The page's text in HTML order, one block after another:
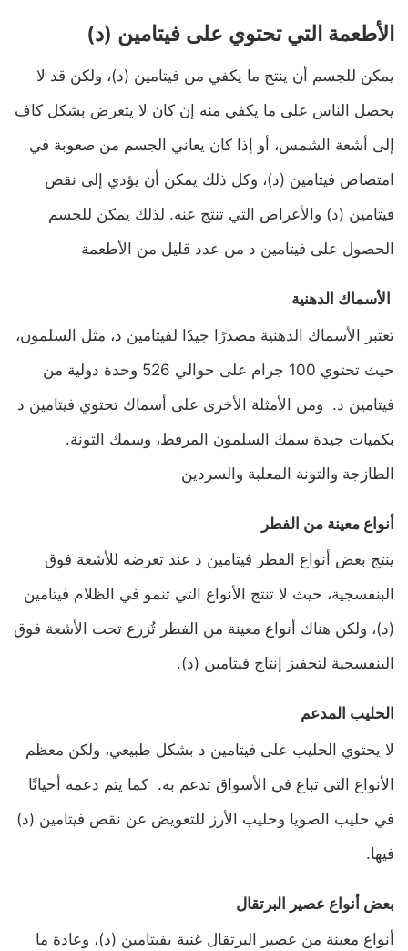
الأطعمة التي تحتوي على فيتامين (د)
يمكن للجسم أن ينتج ما يكفي من فيتامين (د)، ولكن قد لا
يحصل الناس على ما يكفي منه إن كان لا يتعرض بشكل كاف
إلى أشعة الشمس، أو إذا كان يعاني الجسم من صعوبة في
امتصاص فيتامين (د)، وكل ذلك يمكن أن يؤدي إلى نقص
فيتامين (د) والأعراض التي تنتج عنه. لذلك يمكن للجسم
الحصول على فيتامين د من عدد قليل من الأطعمة
الأسماك الدهنية
تعتبر الأسماك الدهنية مصدرًا جيدًا لفيتامين د، مثل السلمون،
حيث تحتوي 100 جرام على حوالي 526 وحدة دولية من
فيتامين د. ومن الأمثلة الأخرى على أسماك تحتوي فيتامين د
بكميات جيدة سمك السلمون المرقط، وسمك التونة.
الطازجة والتونة المعلبة والسردين
أنواع معينة من الفطر
ينتج بعض أنواع الفطر فيتامين د عند تعرضه للأشعة فوق
البنفسجية، حيث لا تنتج الأنواع التي تنمو في الظلام فيتامين
(د)، ولكن هناك أنواع معينة من الفطر تُزرع تحت الأشعة فوق
البنفسجية لتحفيز إنتاج فيتامين (د).
الحليب المدعم
لا يحتوي الحليب على فيتامين د بشكل طبيعي، ولكن معظم
الأنواع التي تباع في الأسواق تدعم به. كما يتم دعمه أحيانًا
في حليب الصويا وحليب الأرز للتعويض عن نقص فيتامين (د)
فيها.
بعض أنواع عصير البرتقال
أنواع معينة من عصير البرتقال غنية بفيتامين (د)، وعادة ما